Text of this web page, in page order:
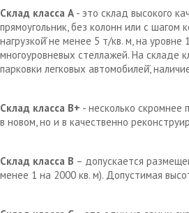
Склад класса А - это склад высокого
прямоугольник, без колонн или с
нагрузкой̆ не менее 5 т/кв. м, на уровне
многоуровневых стеллажей. На складе
парковки легковых автомобилей̆,
Склад класса В+ - несколько скромнее
в новом, но и в качественно
Склад класса В – допускается
менее 1 на 2000 кв. м). Допустимая